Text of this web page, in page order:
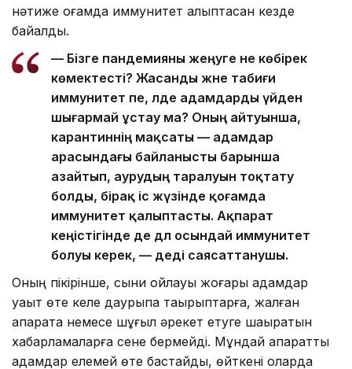
нәтиже қоғамда иммунитет қалыптасқан кезде
байқалды.
— Бізге пандемияны жеңуге не көбірек
көмектесті? Жасанды және табиғи
иммунитет пе, әлде адамдарды үйден
шығармай ұстау ма? Оның айтуынша,
карантиннің мақсаты — адамдар
арасындағы байланысты барынша
азайтып, аурудың таралуын тоқтату
болды, бірақ іс жүзінде қоғамда
иммунитет қалыптасты. Ақпарат
кеңістігінде де дәл осындай иммунитет
болуы керек, — деді саясаттанушы.
Оның пікірінше, сыни ойлауы жоғары адамдар
уақыт өте келе даурықпа тақырыптарға, жалған
ақпаратқа немесе шұғыл әрекет етуге шақыратын
хабарламаларға сене бермейді. Мұндай ақпаратты
адамдар елемей өте бастайды, өйткені оларда